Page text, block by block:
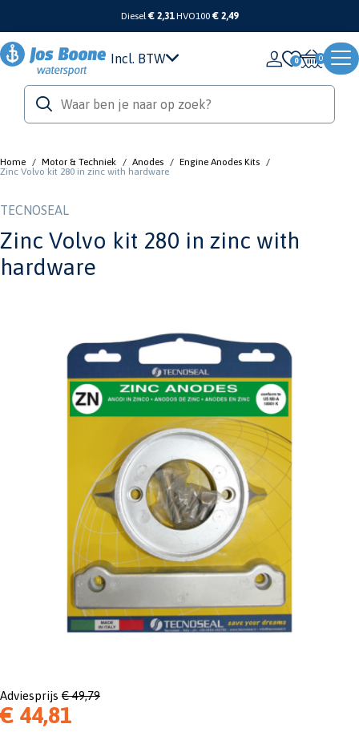
Diesel€ 2,31 HVO100 € 2,49
Incl. BTW 0
Home / Motor & Techniek / Anodes / Engine Anodes Kits /
Zinc Volvo kit 280 in zinc with hardware
TECNOSEAL
Zinc Volvo kit 280 in zinc with
hardware
Adviesprijs € 49,79
€ 44,81